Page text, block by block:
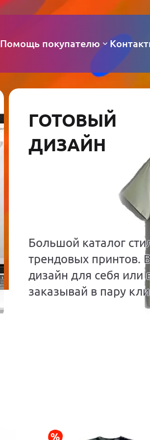
Помощь покупателю
ГОТОВЫЙ
ДИЗАЙН
Большой каталог
трендовых принтов.
дизайн для себя или
заказывай в пару